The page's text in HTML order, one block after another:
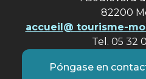
82200
accueil@ tourisme-
Tel. 05 32
Póngase en